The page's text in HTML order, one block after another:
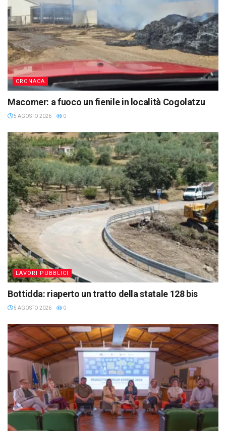
CRONACA
Macomer: a fuoco un fienile in località Cogolatzu
5 AGOSTO 2026 0
LAVORI PUBBLICI
Bottidda: riaperto un tratto della statale 128 bis
5 AGOSTO 2026 0